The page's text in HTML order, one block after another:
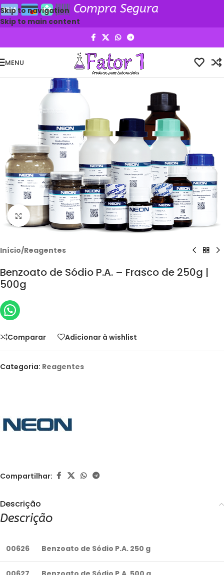
Skip to navigation
Skip to main content
Compra Segura
MENU
Clique para ampliar
Início/Reagentes
Benzoato de Sódio P.A. – Frasco de 250g |
500g
Comparar Adicionar à wishlist
Categoria: Reagentes
Compartilhar:
Descrição
Descrição
00626 Benzoato de Sódio P.A. 250 g